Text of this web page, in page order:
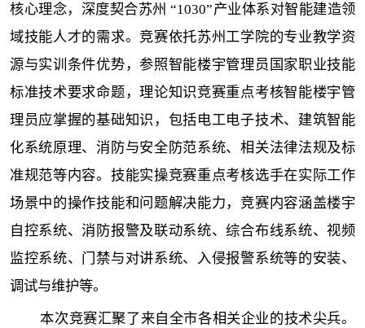
核心理念，深度契合苏州 “1030”产业体系对智能建造领
域技能人才的需求。竞赛依托苏州工学院的专业教学资
源与实训条件优势，参照智能楼宇管理员国家职业技能
标准技术要求命题，理论知识竞赛重点考核智能楼宇管
理员应掌握的基础知识，包括电工电子技术、建筑智能
化系统原理、消防与安全防范系统、相关法律法规及标
准规范等内容。技能实操竞赛重点考核选手在实际工作
场景中的操作技能和问题解决能力，竞赛内容涵盖楼宇
自控系统、消防报警及联动系统、综合布线系统、视频
监控系统、门禁与对讲系统、入侵报警系统等的安装、
调试与维护等。
本次竞赛汇聚了来自全市各相关企业的技术尖兵。